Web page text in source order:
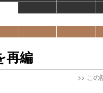
再編
>> この